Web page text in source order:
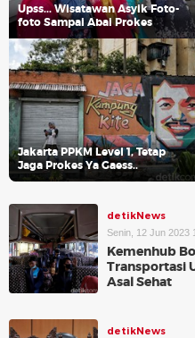
Upss... Wisatawan Asyik Foto-
foto Sampai Abai Prokes
Jakarta PPKM Level 1, Tetap
Jaga Prokes Ya Gaess..
detikNews
Senin, 12 Jun 2023
Kemenhub
Transportasi
Asal Sehat
detikNews